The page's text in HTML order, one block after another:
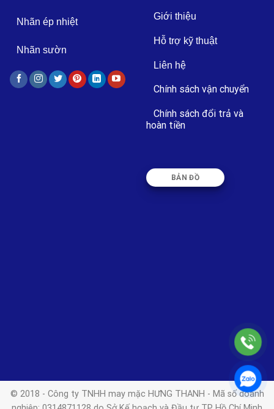
Nhãn ép nhiệt
Nhãn sườn
Giới thiệu
Hỗ trợ kỹ thuật
Liên hệ
Chính sách vận chuyển
Chính sách đổi trả và
hoàn tiền
BẢN ĐỒ
© 2018 - Công ty TNHH may mặc HƯNG THANH - Mã số doanh